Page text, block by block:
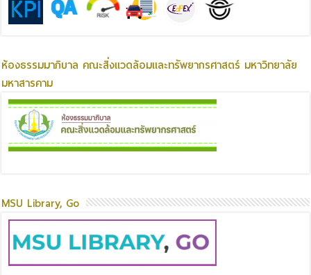
ห้องธรรมมาภิบาล คณะสิ่งแวดล้อมและทรัพยากรศาสตร์ มหาวิทยาลัย
มหาสารคาม
MSU Library, Go